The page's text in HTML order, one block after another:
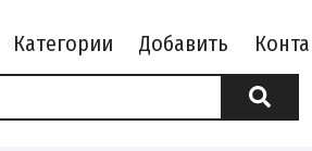
Категории Добавить